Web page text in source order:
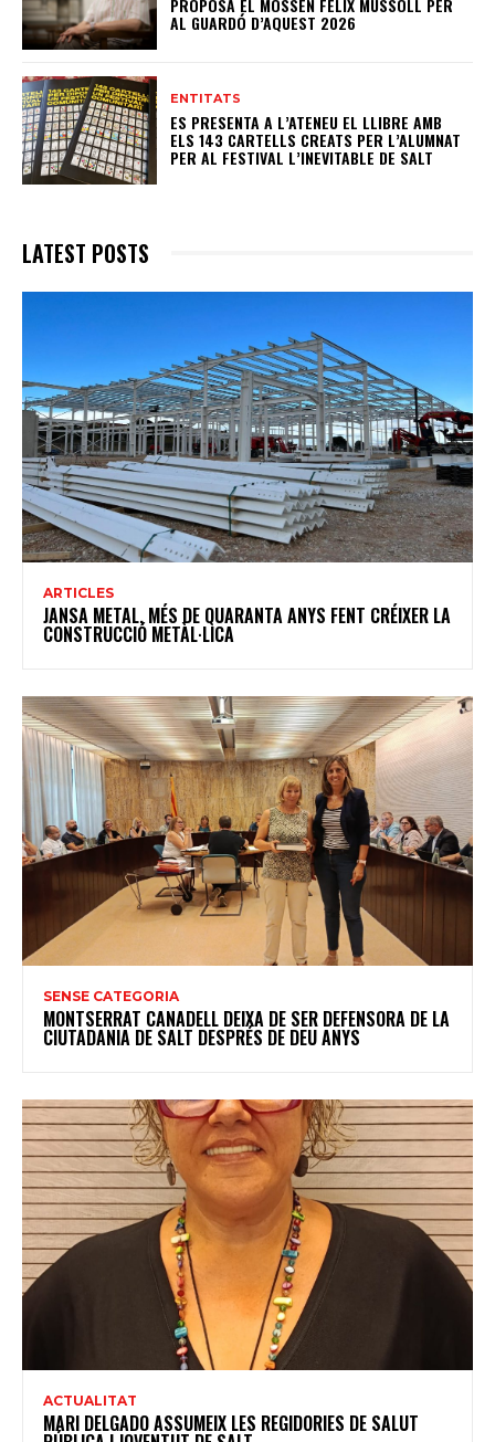
PROPOSA EL MOSSÈN FÈLIX MUSSOLL PER
AL GUARDÓ D’AQUEST 2026
ENTITATS
ES PRESENTA A L’ATENEU EL LLIBRE AMB
ELS 143 CARTELLS CREATS PER L’ALUMNAT
PER AL FESTIVAL L’INEVITABLE DE SALT
LATEST POSTS
ARTICLES
JANSA METAL, MÉS DE QUARANTA ANYS FENT CRÉIXER LA
CONSTRUCCIÓ METÀL·LICA
SENSE CATEGORIA
MONTSERRAT CANADELL DEIXA DE SER DEFENSORA DE LA
CIUTADANIA DE SALT DESPRÉS DE DEU ANYS
ACTUALITAT
MARI DELGADO ASSUMEIX LES REGIDORIES DE SALUT